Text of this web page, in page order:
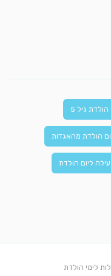
הולדת גיל 5
הולדת מהאגדות
ליום הולדת
לימי הולדת